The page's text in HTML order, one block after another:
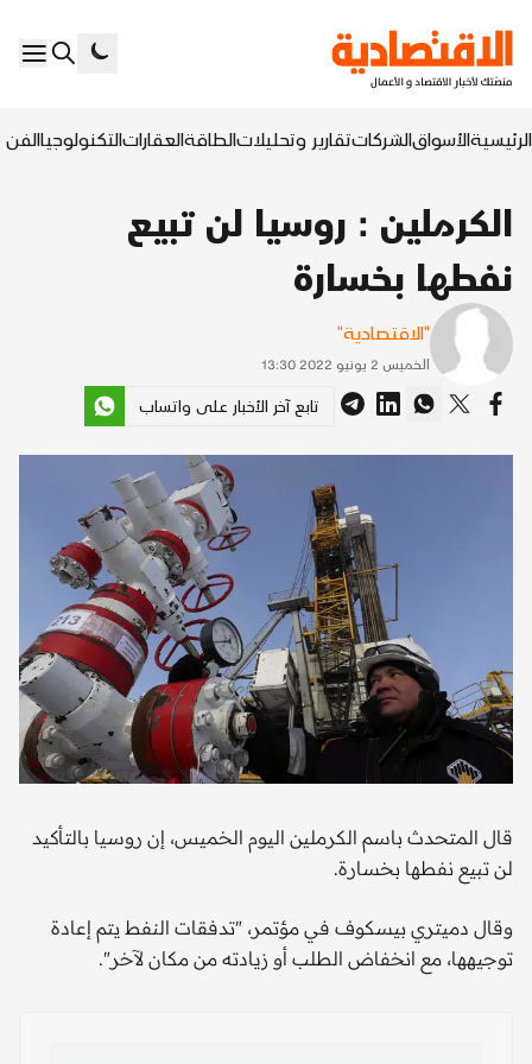
الرئيسيةالأسواقالشركاتتقارير وتحليلاتالطاقةالعقاراتالتكنولوجياالفن
الكرملين : روسيا لن تبيع
نفطها بخسارة
"الاقتصادية"
الخميس 2 يونيو 2022 13:30
تابع آخر الأخبار على واتساب
قال المتحدث باسم الكرملين اليوم الخميس، إن روسيا بالتأكيد
لن تبيع نفطها بخسارة.
وقال دميتري بيسكوف في مؤتمر، "تدفقات النفط يتم إعادة
توجيهها، مع انخفاض الطلب أو زيادته من مكان لآخر".